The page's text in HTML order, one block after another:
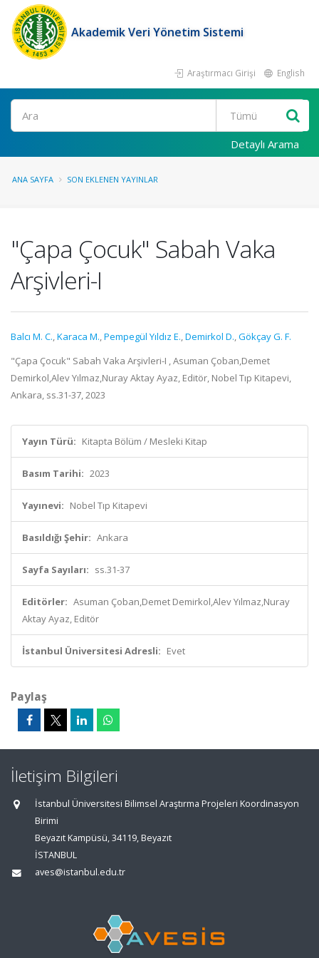
Akademik Veri Yönetim Sistemi
Araştırmacı Girişi English
Ara
Detaylı Arama
ANA SAYFA SON EKLENEN YAYINLAR
"Çapa Çocuk" Sabah Vaka
Arşivleri-I
Balcı M. C.,Karaca M.,Pempegül Yıldız E.,Demirkol D.,Gökçay G. F.
"Çapa Çocuk" Sabah Vaka Arşivleri-I , Asuman Çoban,Demet
Demirkol,Alev Yılmaz,Nuray Aktay Ayaz, Editör, Nobel Tıp Kitapevi,
Ankara, ss.31-37, 2023
Yayın Türü: Kitapta Bölüm / Mesleki Kitap
Basım Tarihi: 2023
Yayınevi: Nobel Tıp Kitapevi
Basıldığı Şehir: Ankara
Sayfa Sayıları: ss.31-37
Editörler: Asuman Çoban,Demet Demirkol,Alev Yılmaz,Nuray
Aktay Ayaz, Editör
İstanbul Üniversitesi Adresli: Evet
Paylaş
İletişim Bilgileri
İstanbul Üniversitesi Bilimsel Araştırma Projeleri Koordinasyon
Birimi
Beyazıt Kampüsü, 34119, Beyazıt
İSTANBUL
aves@istanbul.edu.tr